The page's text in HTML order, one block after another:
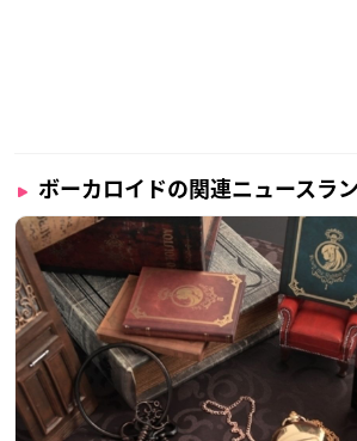
ボーカロイドの関連ニュースラ